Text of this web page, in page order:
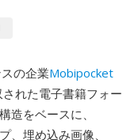
の企業Mobipocket
れた電子書籍フォー
造をベースに、
、埋め込み画像、